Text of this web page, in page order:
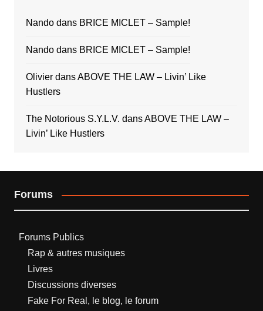
Nandodans BRICE MICLET – Sample!
Nandodans BRICE MICLET – Sample!
OlivierdansABOVE THE LAW – Livin’ Like
Hustlers
The Notorious S.Y.L.V. dansABOVE THE LAW –
Livin’ Like Hustlers
Forums
Forums Publics
Rap & autres musiques
Livres
Discussions diverses
Fake For Real, le blog, le forum